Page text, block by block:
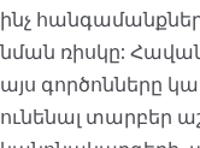
ինչ
նման ռիսկը:
այս գործոնները
ունենալ տարբեր